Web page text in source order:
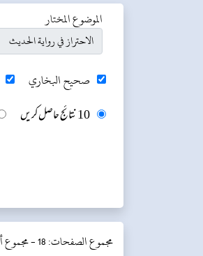
الموضوع المختار
صحيح البخاري
10 نتائج حاصل کریں
مجموع الصفحات: 18 - مجموع